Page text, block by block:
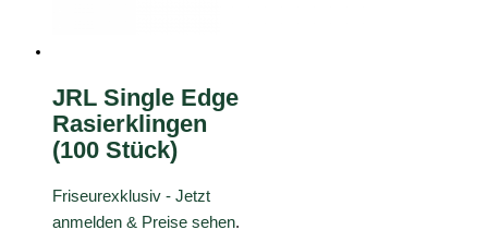
JRL Single Edge
Rasierklingen
(100 Stück)
Friseurexklusiv - Jetzt
anmelden & Preise sehen.